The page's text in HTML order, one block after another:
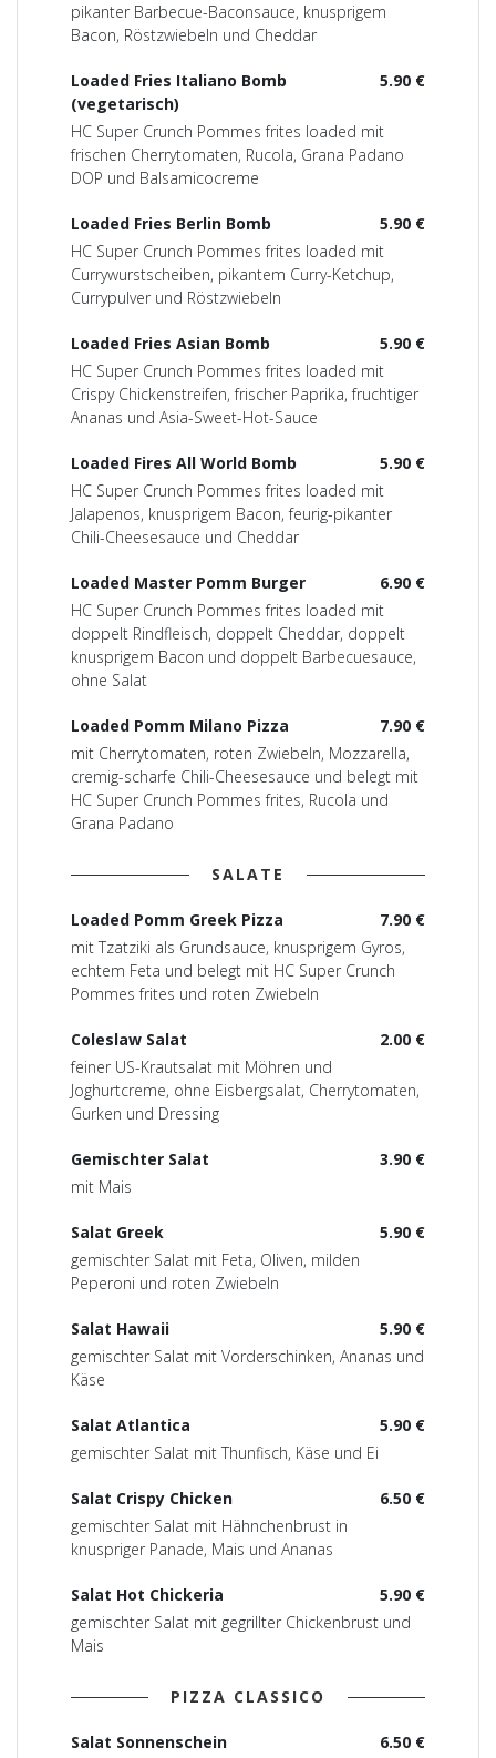
pikanter Barbecue-Baconsauce, knusprigem
Bacon, Röstzwiebeln und Cheddar
5.90 €
Loaded Fries Italiano Bomb
(vegetarisch)
HC Super Crunch Pommes frites loaded mit
frischen Cherrytomaten, Rucola, Grana Padano
DOP und Balsamicocreme
5.90 €
Loaded Fries Berlin Bomb
HC Super Crunch Pommes frites loaded mit
Currywurstscheiben, pikantem Curry-Ketchup,
Currypulver und Röstzwiebeln
5.90 €
Loaded Fries Asian Bomb
HC Super Crunch Pommes frites loaded mit
Crispy Chickenstreifen, frischer Paprika, fruchtiger
Ananas und Asia-Sweet-Hot-Sauce
5.90 €
Loaded Fires All World Bomb
HC Super Crunch Pommes frites loaded mit
Jalapenos, knusprigem Bacon, feurig-pikanter
Chili-Cheesesauce und Cheddar
6.90 €
Loaded Master Pomm Burger
HC Super Crunch Pommes frites loaded mit
doppelt Rindfleisch, doppelt Cheddar, doppelt
knusprigem Bacon und doppelt Barbecuesauce,
ohne Salat
7.90 €
Loaded Pomm Milano Pizza
mit Cherrytomaten, roten Zwiebeln, Mozzarella,
cremig-scharfe Chili-Cheesesauce und belegt mit
HC Super Crunch Pommes frites, Rucola und
Grana Padano
SALATE
7.90 €
Loaded Pomm Greek Pizza
mit Tzatziki als Grundsauce, knusprigem Gyros,
echtem Feta und belegt mit HC Super Crunch
Pommes frites und roten Zwiebeln
2.00 €
Coleslaw Salat
feiner US-Krautsalat mit Möhren und
Joghurtcreme, ohne Eisbergsalat, Cherrytomaten,
Gurken und Dressing
3.90 €
Gemischter Salat
mit Mais
5.90 €
Salat Greek
gemischter Salat mit Feta, Oliven, milden
Peperoni und roten Zwiebeln
5.90 €
Salat Hawaii
gemischter Salat mit Vorderschinken, Ananas und
Käse
5.90 €
Salat Atlantica
gemischter Salat mit Thunfisch, Käse und Ei
6.50 €
Salat Crispy Chicken
gemischter Salat mit Hähnchenbrust in
knuspriger Panade, Mais und Ananas
5.90 €
Salat Hot Chickeria
gemischter Salat mit gegrillter Chickenbrust und
Mais
PIZZA CLASSICO
6.50 €
Salat Sonnenschein